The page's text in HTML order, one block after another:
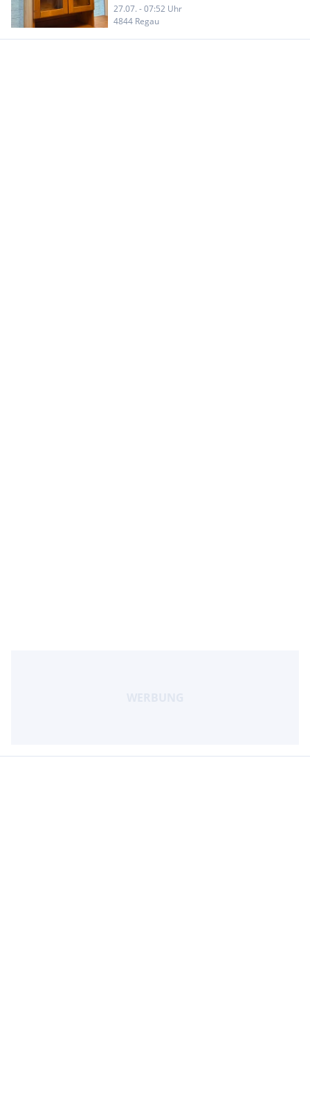
27.07. - 07:52 Uhr
4844 Regau